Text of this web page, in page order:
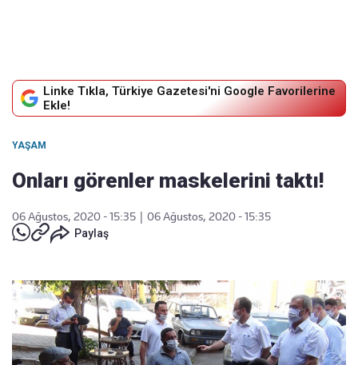
Linke Tıkla, Türkiye Gazetesi'ni Google Favorilerine
Ekle!
YAŞAM
Onları görenler maskelerini taktı!
06 Ağustos, 2020 - 15:35
06 Ağustos, 2020 - 15:35
Paylaş